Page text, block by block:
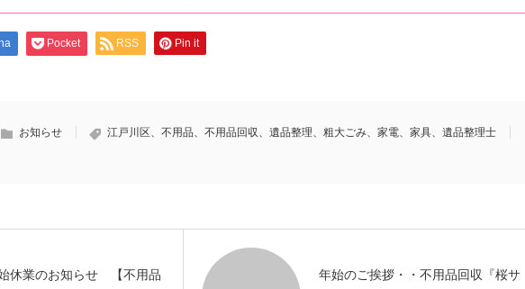
Pocket RSS Pin it
お知らせ
江戸川区、不用品、不用品回収、遺品整理、粗大ごみ、家電、家具、遺品整理士
休業のお知らせ 【不用品
年始のご挨拶・・不用品回収『桜サ